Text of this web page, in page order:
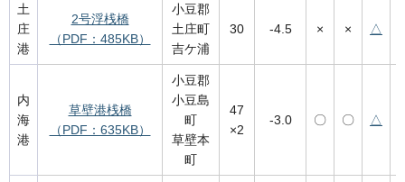
土
庄
港
2号浮桟橋
（PDF：485KB）
小豆郡
土庄町
吉ケ浦
30 -4.5 × × △
内
海
港
草壁港桟橋
（PDF：635KB）
小豆郡
小豆島
町
草壁本
町
47
×2
-3.0 〇 〇 △